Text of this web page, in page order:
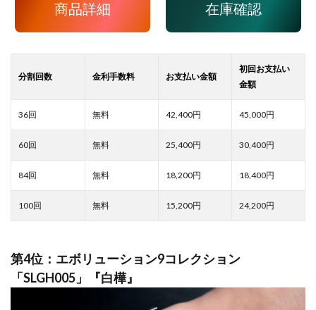
商品詳細 在庫確認
42,400 45,000
25,400 30,400
18,200 18,400
15,200 24,200
第4位：エボリューション9コレクション
「SLGH005」『白樺』